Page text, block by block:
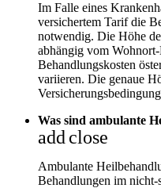
Im Falle eines
versichertem Tarif die
notwendig. Die Höhe
abhängig vom
Behandlungskosten
variieren. Die genaue
Was sind ambulante
addclose
Ambulante
Behandlungen im nicht-